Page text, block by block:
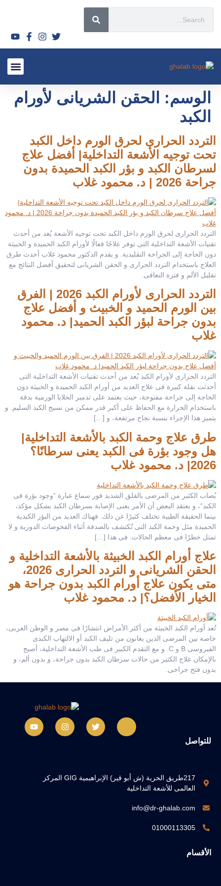
الوسم:
الحقن الشريانى لأورام
الكبد
التردد الحرارى لحرق الورم داخل الكبد
تحت توجيه الأشعة التداخلية| أفضل علاج
لسرطان الكبد و بؤر الكبد الحميدة بدون
جراحة 2026 | د. محمود غلاب
التردد الحرارى لحرق الورم داخل الكبد تحت توجيه الأشعة يُعد من أحدث
تقنيات الأشعة التداخلية التى توفر علاجًا فعالًا لأورام الكبد الحميدة و الخبيثة
دون الحاجة إلى الجراحة التقليدية. و يقدم الدكتور محمود غلاب أحدث طرق
العلاج باستخدام التردد الحرارى و الحقن الشريانى لتحقيق أفضل النتائج مع
تقليل الألم و فترة التعافى.
التردد الحرارى لأورام الكبد 2026 | الفرق
بين الورم الحميد و الخبيث و أفضل علاج
بدون جراحة لبؤر الكبد الحميد| د. محمود
غلاب
التردد الحرارى لأورام الكبد يُعد من أحدث تقنيات الأشعة التداخلية التى
أحدثت نقلة كبيرة فى علاج العديد من أورام الكبد الحميدة و الخبيثة دون
الحاجة إلى جراحة مفتوحة، حيث يعتمد على تدمير الخلايا الورمية بدقة
باستخدام الحرارة مع الحفاظ على أكبر قدر ممكن من نسيج الكبد السليم. و
يتميز هذا الإجراء بنسبة نجاح مرتفعة، و […]
طرق علاج وحمة الكبد بالأشعة التداخلية|
هل وجود بؤرة فى الكبد يعنى سرطانًا؟
2026| د. محمود غلاب
يُصاب الكثير من المرضى بالقلق الشديد فور سماع عبارة “وجود بؤرة فى
الكبد“، و يعتقد البعض أن الأمر يعنى الإصابة بسرطان الكبد بشكل مؤكد،
بينما الحقيقة الطبية تختلف كثيرًا عن ذلك. فهناك العديد من البؤر الكبدية
الحميدة مثل وحمة الكبد التى تُكتشف بالصدفة أثناء الفحوصات الدورية و لا
تمثل خطرًا فى معظم الحالات. فى هذا […]
علاج أورام الكبد الخبيثة بالأشعة التداخلية و
الحقن الشريانى و التردد الحرارى 2026،
متى يكون علاج أورام الكبد بدون جراحة هو
الخيار الأفضل؟| د. محمود غلاب
تُعد أورام الكبد الخبيثة من أكثر الأمراض انتشارًا فى مصر و الوطن العربى،
خاصة بين المرضى الذين يعانون من تليف الكبد أو الالتهاب الكبدى
الفيروسى B و C. و مع التقدم الكبير فى طب الأشعة التداخلية، أصبح
بالإمكان علاج الكثير من حالات سرطان الكبد بدون جراحة، و بدون ألم، و
بدون فتح جراحى.
للتواصل
217طريق الحرية (ش أبو قير) الإبراهيمية GIG المركز
العالمى للأشعة التداخلية
info@dr-ghalab.com
01000113305
الأقسام